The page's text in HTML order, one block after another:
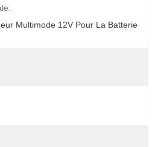
Multimode 12V Pour La Batterie